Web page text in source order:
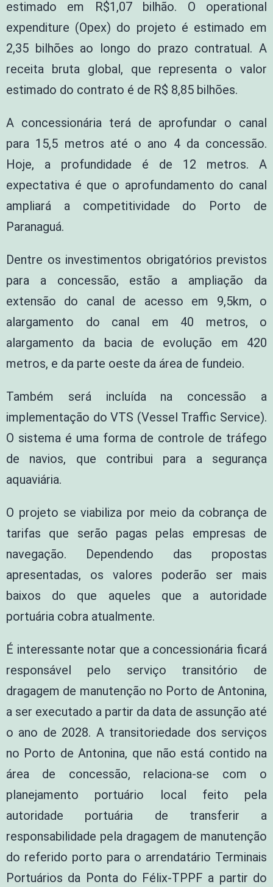
estimado em R$1,07 bilhão. O operational
expenditure (Opex) do projeto é estimado em
2,35 bilhões ao longo do prazo contratual. A
receita bruta global, que representa o valor
estimado do contrato é de R$ 8,85 bilhões.
A concessionária terá de aprofundar o canal
para 15,5 metros até o ano 4 da concessão.
Hoje, a profundidade é de 12 metros. A
expectativa é que o aprofundamento do canal
ampliará a competitividade do Porto de
Paranaguá.
Dentre os investimentos obrigatórios previstos
para a concessão, estão a ampliação da
extensão do canal de acesso em 9,5km, o
alargamento do canal em 40 metros, o
alargamento da bacia de evolução em 420
metros, e da parte oeste da área de fundeio.
Também será incluída na concessão a
implementação do VTS (Vessel Traffic Service).
O sistema é uma forma de controle de tráfego
de navios, que contribui para a segurança
aquaviária.
O projeto se viabiliza por meio da cobrança de
tarifas que serão pagas pelas empresas de
navegação. Dependendo das propostas
apresentadas, os valores poderão ser mais
baixos do que aqueles que a autoridade
portuária cobra atualmente.
É interessante notar que a concessionária ficará
responsável pelo serviço transitório de
dragagem de manutenção no Porto de Antonina,
a ser executado a partir da data de assunção até
o ano de 2028. A transitoriedade dos serviços
no Porto de Antonina, que não está contido na
área de concessão, relaciona-se com o
planejamento portuário local feito pela
autoridade portuária de transferir a
responsabilidade pela dragagem de manutenção
do referido porto para o arrendatário Terminais
Portuários da Ponta do Félix-TPPF a partir do